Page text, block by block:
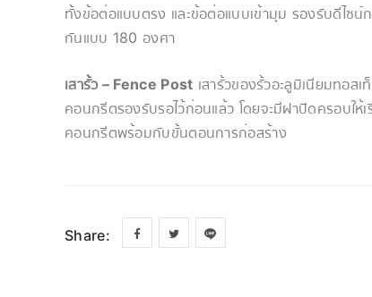
ทั้งข้อต่อแบบตรง และข้อต่อแบบเข้ามุม รองรับดีไซน์
กันแบบ 180 องศา
เสารั้ว – Fence Post เสารั้วของรั้วอะลูมิเนียมทอส
คอนกรีตรองรับรอไว้ก่อนแล้ว โดยจะมีฝาปิดครอบให้
คอนกรีตพร้อมกับขั้นตอนการก่อสร้าง
Share: